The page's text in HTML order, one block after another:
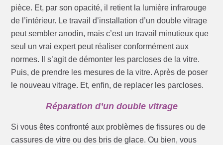
pièce. Et, par son opacité, il retient la lumière infrarouge
de l’intérieur. Le travail d’installation d’un double vitrage
peut sembler anodin, mais c’est un travail minutieux que
seul un vrai expert peut réaliser conformément aux
normes. Il s’agit de démonter les parcloses de la vitre.
Puis, de prendre les mesures de la vitre. Après de poser
le nouveau vitrage. Et, enfin, de replacer les parcloses.
Réparation d’un double vitrage
Si vous êtes confronté aux problèmes de fissures ou de
cassures de vitre ou des bris de glace. Ou bien, vous